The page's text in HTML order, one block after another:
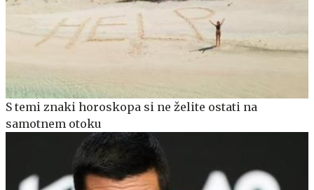
S temi znaki horoskopa si ne želite ostati na
samotnem otoku